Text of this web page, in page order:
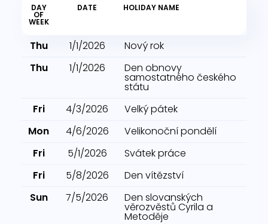
DAY
OF
WEEK
DATE HOLIDAY NAME
Thu 1/1/2026
Nový rok
Thu
1/1/2026 Den obnovy
samostatného českého
státu
Fri
4/3/2026
Velký pátek
Mon
4/6/2026
Velikonoční pondělí
Fri
5/1/2026
Svátek práce
Fri
5/8/2026
Den vítězství
Sun
7/5/2026 Den slovanských
věrozvěstů Cyrila a
Metoděje